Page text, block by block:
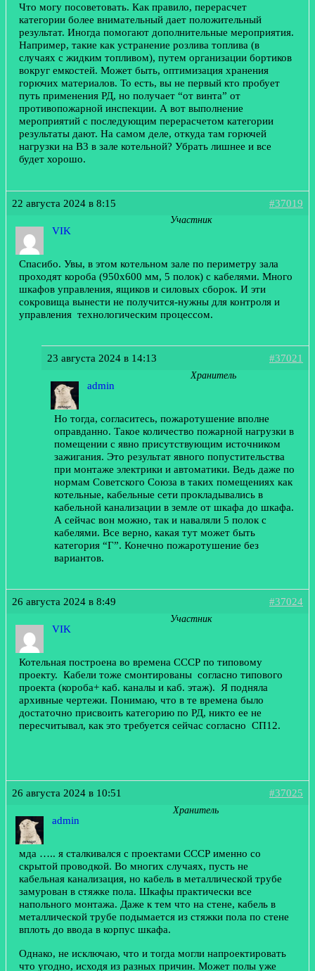
Что могу посоветовать. Как правило, перерасчет
категории более внимательный дает положительный
результат. Иногда помогают дополнительные мероприятия.
Например, такие как устранение розлива топлива (в
случаях с жидким топливом), путем организации бортиков
вокруг емкостей. Может быть, оптимизация хранения
горючих материалов. То есть, вы не первый кто пробует
путь применения РД, но получает “от винта” от
противопожарной инспекции. А вот выполнение
мероприятий с последующим перерасчетом категории
результаты дают. На самом деле, откуда там горючей
нагрузки на В3 в зале котельной? Убрать лишнее и все
будет хорошо.
22 августа 2024 в 8:15 #37019
VIK
Участник
Спасибо. Увы, в этом котельном зале по периметру зала
проходят короба (950х600 мм, 5 полок) с кабелями. Много
шкафов управления, ящиков и силовых сборок. И эти
сокровища вынести не получится-нужны для контроля и
управления технологическим процессом.
23 августа 2024 в 14:13 #37021
admin
Хранитель
Но тогда, согласитесь, пожаротушение вполне
оправданно. Такое количество пожарной нагрузки в
помещении с явно присутствующим источником
зажигания. Это результат явного попустительства
при монтаже электрики и автоматики. Ведь даже по
нормам Советского Союза в таких помещениях как
котельные, кабельные сети прокладывались в
кабельной канализации в земле от шкафа до шкафа.
А сейчас вон можно, так и наваляли 5 полок с
кабелями. Все верно, какая тут может быть
категория “Г”. Конечно пожаротушение без
вариантов.
26 августа 2024 в 8:49 #37024
VIK
Участник
Котельная построена во времена СССР по типовому
проекту. Кабели тоже смонтированы согласно типового
проекта (короба+ каб. каналы и каб. этаж). Я подняла
архивные чертежи. Понимаю, что в те времена было
достаточно присвоить категорию по РД, никто ее не
пересчитывал, как это требуется сейчас согласно СП12.
26 августа 2024 в 10:51 #37025
admin
Хранитель
мда ….. я сталкивался с проектами СССР именно со
скрытой проводкой. Во многих случаях, пусть не
кабельная канализация, но кабель в металлической трубе
замурован в стяжке пола. Шкафы практически все
напольного монтажа. Даже к тем что на стене, кабель в
металлической трубе подымается из стяжки пола по стене
вплоть до ввода в корпус шкафа.
Однако, не исключаю, что и тогда могли напроектировать
что угодно, исходя из разных причин. Может полы уже